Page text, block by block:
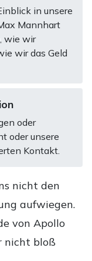
in unsere
Mannhart
wie wir
wir das Geld
oder
oder unsere
Kontakt.
nicht den
aufwiegen.
von Apollo
nicht bloß